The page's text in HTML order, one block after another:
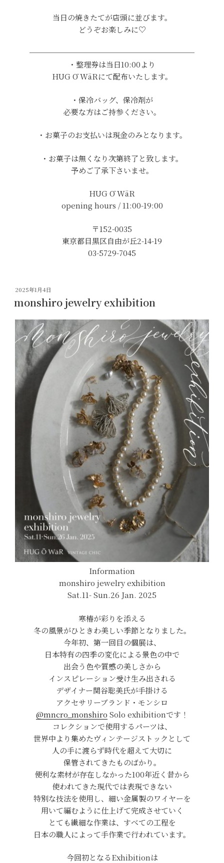
当日の焼きたてが店頭に並びます。
どうぞお楽しみに♡
──────────────────────
・整理券は当日10:00より
HUG Ō WäRにて配布いたします。
・保冷バッグ、保冷剤が
必要な方はご持参ください。
・お菓子のお支払いは現金のみとなります。
・お菓子は無くなり次第終了と致します。
予めご了承下さいませ。
HUG Ō WäR
opening hours / 11:00-19:00
〒152-0035
東京都目黒区自由が丘2-14-19
03-5729-7045
投
日:
2025年1月4日
monshiro jewelry exhibition
Information
monshiro jewelry exhibition
Sat.11- Sun.26 Jan. 2025
寒椿が彩りを添える
冬の風景がひときわ美しい季節となりました。
今年初、第一回目の個展は、
日本特有の四季の変化による景色の中で
出会う色や質感の美しさから
インスピレーション受け生み出される
デザイナー関谷聡美氏が手掛ける
アクセサリーブランド・モンシロ
@mncro_monshiro Solo exhibitionです！
コレクションで使用するパーツは、
世界中より集めたヴィンテージストックとして
人の手に渡らず時代を超えて大切に
保管されてきたものばかり。
便利な素材が存在しなかった100年近く昔から
使われてきた現代では表現できない
特別な技法を使用し、細い金属製のワイヤーを
用いて編むように仕上げて完成させていく
とても繊細な作業は、すべての工程を
日本の職人によって手作業で行われています。
今回初となるExhibitionは